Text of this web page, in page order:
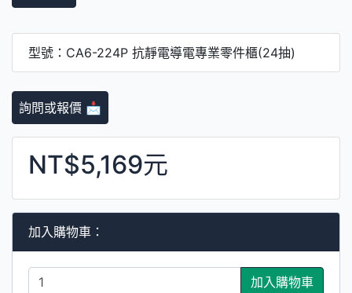
型號：CA6-224P 抗靜電導電專業零件櫃(24抽)
詢問或報價 📩
NT$5,169元
加入購物車：
加入購物車